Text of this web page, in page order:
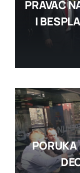
PRAVAC
I
PORUKA